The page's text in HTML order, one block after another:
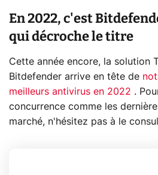
En 2022, c'est
qui décroche le titre
Cette année encore, la solution
Bitdefender arrive en tête de
meilleurs antivirus en 2022 .
concurrence comme les
marché, n'hésitez pas à le